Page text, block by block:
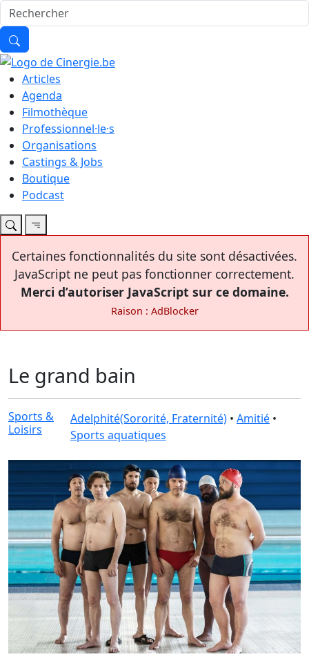
Articles
Agenda
Filmothèque
Professionnel·le·s
Organisations
Castings & Jobs
Boutique
Podcast
Certaines fonctionnalités du site sont désactivées.
JavaScript ne peut pas fonctionner correctement.
Merci d’autoriser JavaScript sur ce domaine.
Raison : AdBlocker
Le grand bain
Sports &
Loisirs
Adelphité(Sororité, Fraternité)• Amitié•
Sports aquatiques